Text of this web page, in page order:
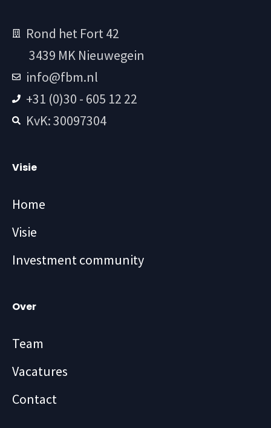
Rond het Fort 42
3439 MK Nieuwegein
info@fbm.nl
+31 (0)30 - 605 12 22
KvK: 30097304
Visie
Home
Visie
Investment community
Over
Team
Vacatures
Contact